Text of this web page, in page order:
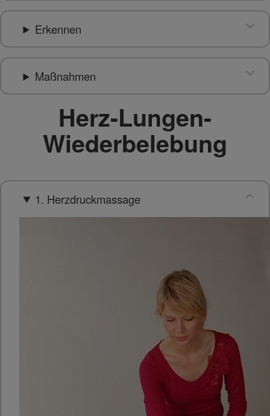
Erkennen
Maßnahmen
Herz-Lungen-
Wiederbelebung
1. Herzdruckmassage